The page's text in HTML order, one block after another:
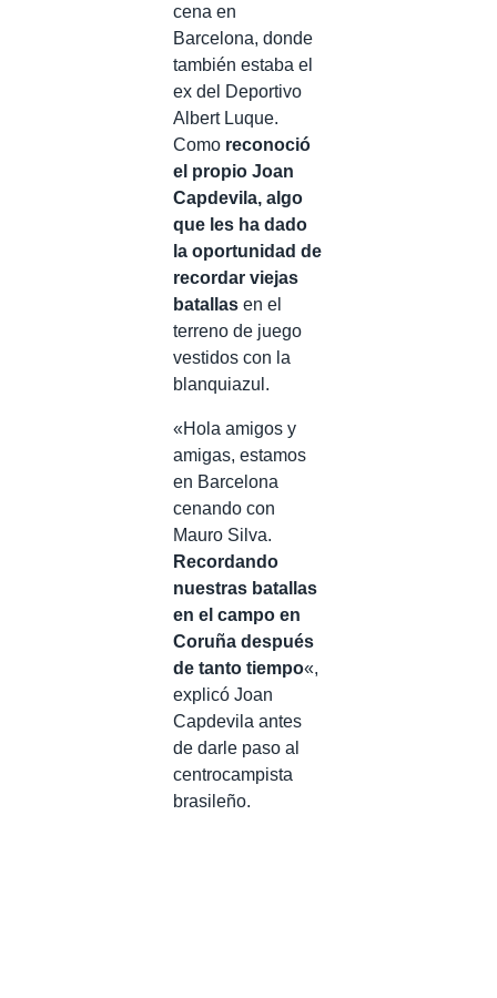
cena en
Barcelona, donde
también estaba el
ex del Deportivo
Albert Luque.
Como reconoció
el propio Joan
Capdevila, algo
que les ha dado
la oportunidad de
recordar viejas
batallas en el
terreno de juego
vestidos con la
blanquiazul.
«Hola amigos y
amigas, estamos
en Barcelona
cenando con
Mauro Silva.
Recordando
nuestras batallas
en el campo en
Coruña después
de tanto tiempo«,
explicó Joan
Capdevila antes
de darle paso al
centrocampista
brasileño.